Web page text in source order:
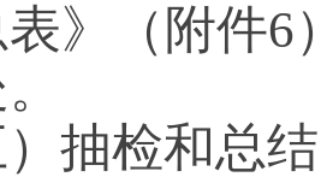
》（附件6
）抽检和总